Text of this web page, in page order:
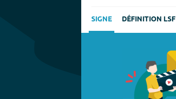
SIGNE DÉFINITION LSF